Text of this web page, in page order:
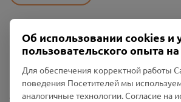
Пользовательское соглашение
Политика конфиденциальности
Промо-материалы
Настройки cookies
Об использовании cookies и
пользовательского опыта
Для обеспечения корректной работы
поведения Посетителей мы
аналогичные технологии. Согласие на